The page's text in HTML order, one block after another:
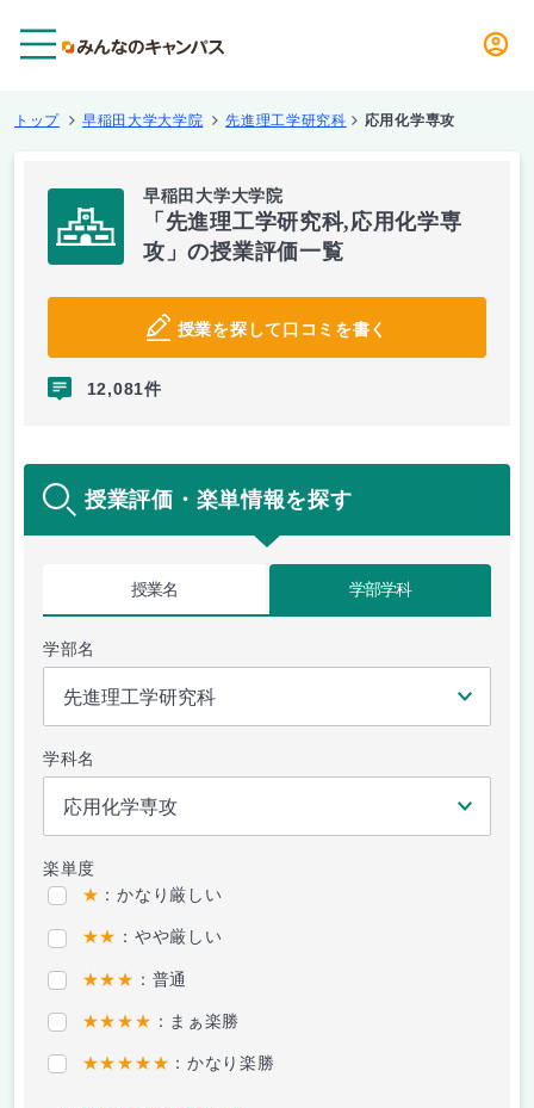
トップ 早稲田大学大学院 先進理工学研究科 応用化学専攻
早稲田大学大学院
「先進理工学研究科,応用化学専
攻」の授業評価一覧
授業を探して口コミを書く
12,081件
授業評価・楽単情報を探す
授業名 学部学科
学部名
学科名
楽単度
★ ：かなり厳しい
★★ ：やや厳しい
★★★ ：普通
★★★★ ：まぁ楽勝
★★★★★ ：かなり楽勝